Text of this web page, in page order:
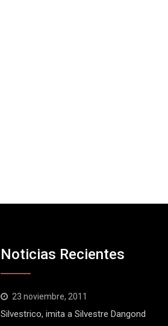
Noticias Recientes
23 noviembre, 2011
Silvestrico, imita a Silvestre Dangond